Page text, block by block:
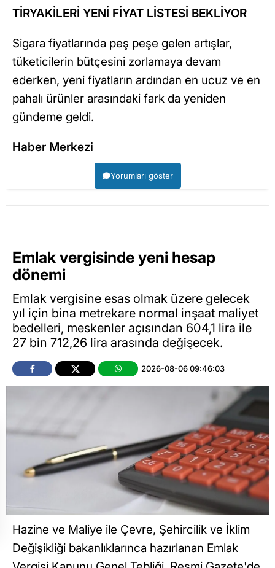
TİRYAKİLERİ YENİ FİYAT LİSTESİ BEKLİYOR
Sigara fiyatlarında peş peşe gelen artışlar,
tüketicilerin bütçesini zorlamaya devam
ederken, yeni fiyatların ardından en ucuz ve en
pahalı ürünler arasındaki fark da yeniden
gündeme geldi.
Haber Merkezi
Yorumları göster
Emlak vergisinde yeni hesap
dönemi
Emlak vergisine esas olmak üzere gelecek
yıl için bina metrekare normal inşaat maliyet
bedelleri, meskenler açısından 604,1 lira ile
27 bin 712,26 lira arasında değişecek.
2026-08-06 09:46:03
Hazine ve Maliye ile Çevre, Şehircilik ve İklim
Değişikliği bakanlıklarınca hazırlanan Emlak